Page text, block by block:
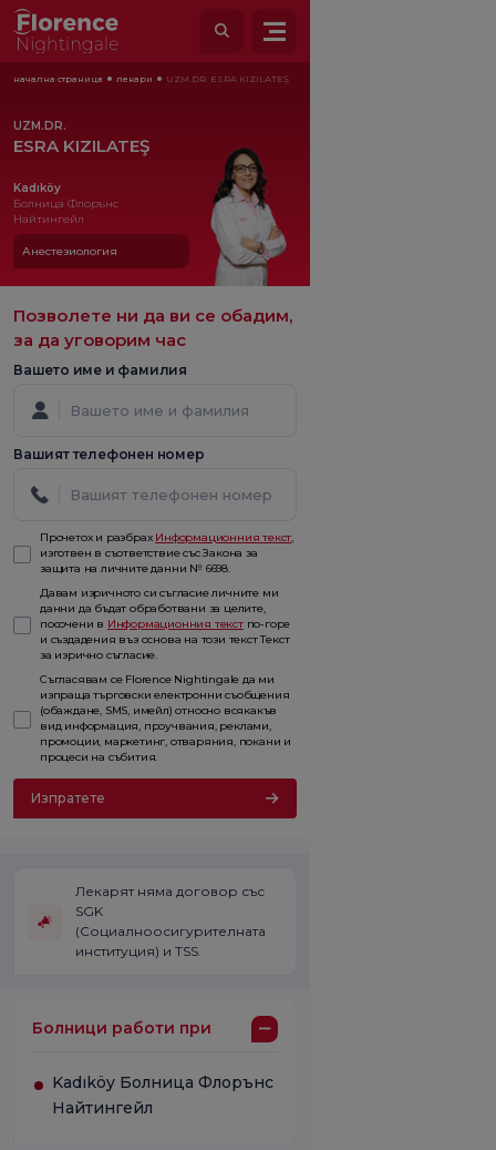
начална страница лекари UZM.DR. ESRA KIZILATEŞ
UZM.DR.
ESRA KIZILATEŞ
Kadıköy
Болница Флорънс
Найтингейл
Анестезиология
Позволете ни да ви се обадим,
за да уговорим час
Вашето име и фамилия
Вашият телефонен номер
Прочетох и разбрах Информационния текст,
изготвен в съответствие със Закона за
защита на личните данни № 6698.
Давам изричното си съгласие личните ми
данни да бъдат обработвани за целите,
посочени в Информационния текстпо-горе
и създадения въз основа на този текст Текст
за изрично съгласие.
Съгласявам се Florence Nightingale да ми
изпраща търговски електронни съобщения
(обаждане, SMS, имейл) относно всякакъв
вид информация, проучвания, реклами,
промоции, маркетинг, отваряния, покани и
процеси на събития.
Изпратете
Лекарят няма договор със
SGK
(Социалноосигурителната
институция) и TSS.
Болници работи при
Kadıköy Болница Флорънс
Найтингейл